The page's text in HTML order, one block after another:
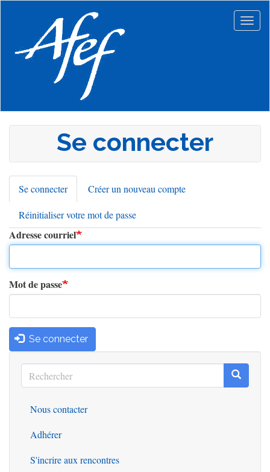
principal
Se connecter
Onglets
principaux
Se connecter(onglet
actif)
Créer un nouveau compte
Réinitialiser votre mot de passe
Adresse courriel
Mot de passe
Se connecter
Rechercher
Rechercher
Outils
Nous contacter
Adhérer
S'incrire aux rencontres